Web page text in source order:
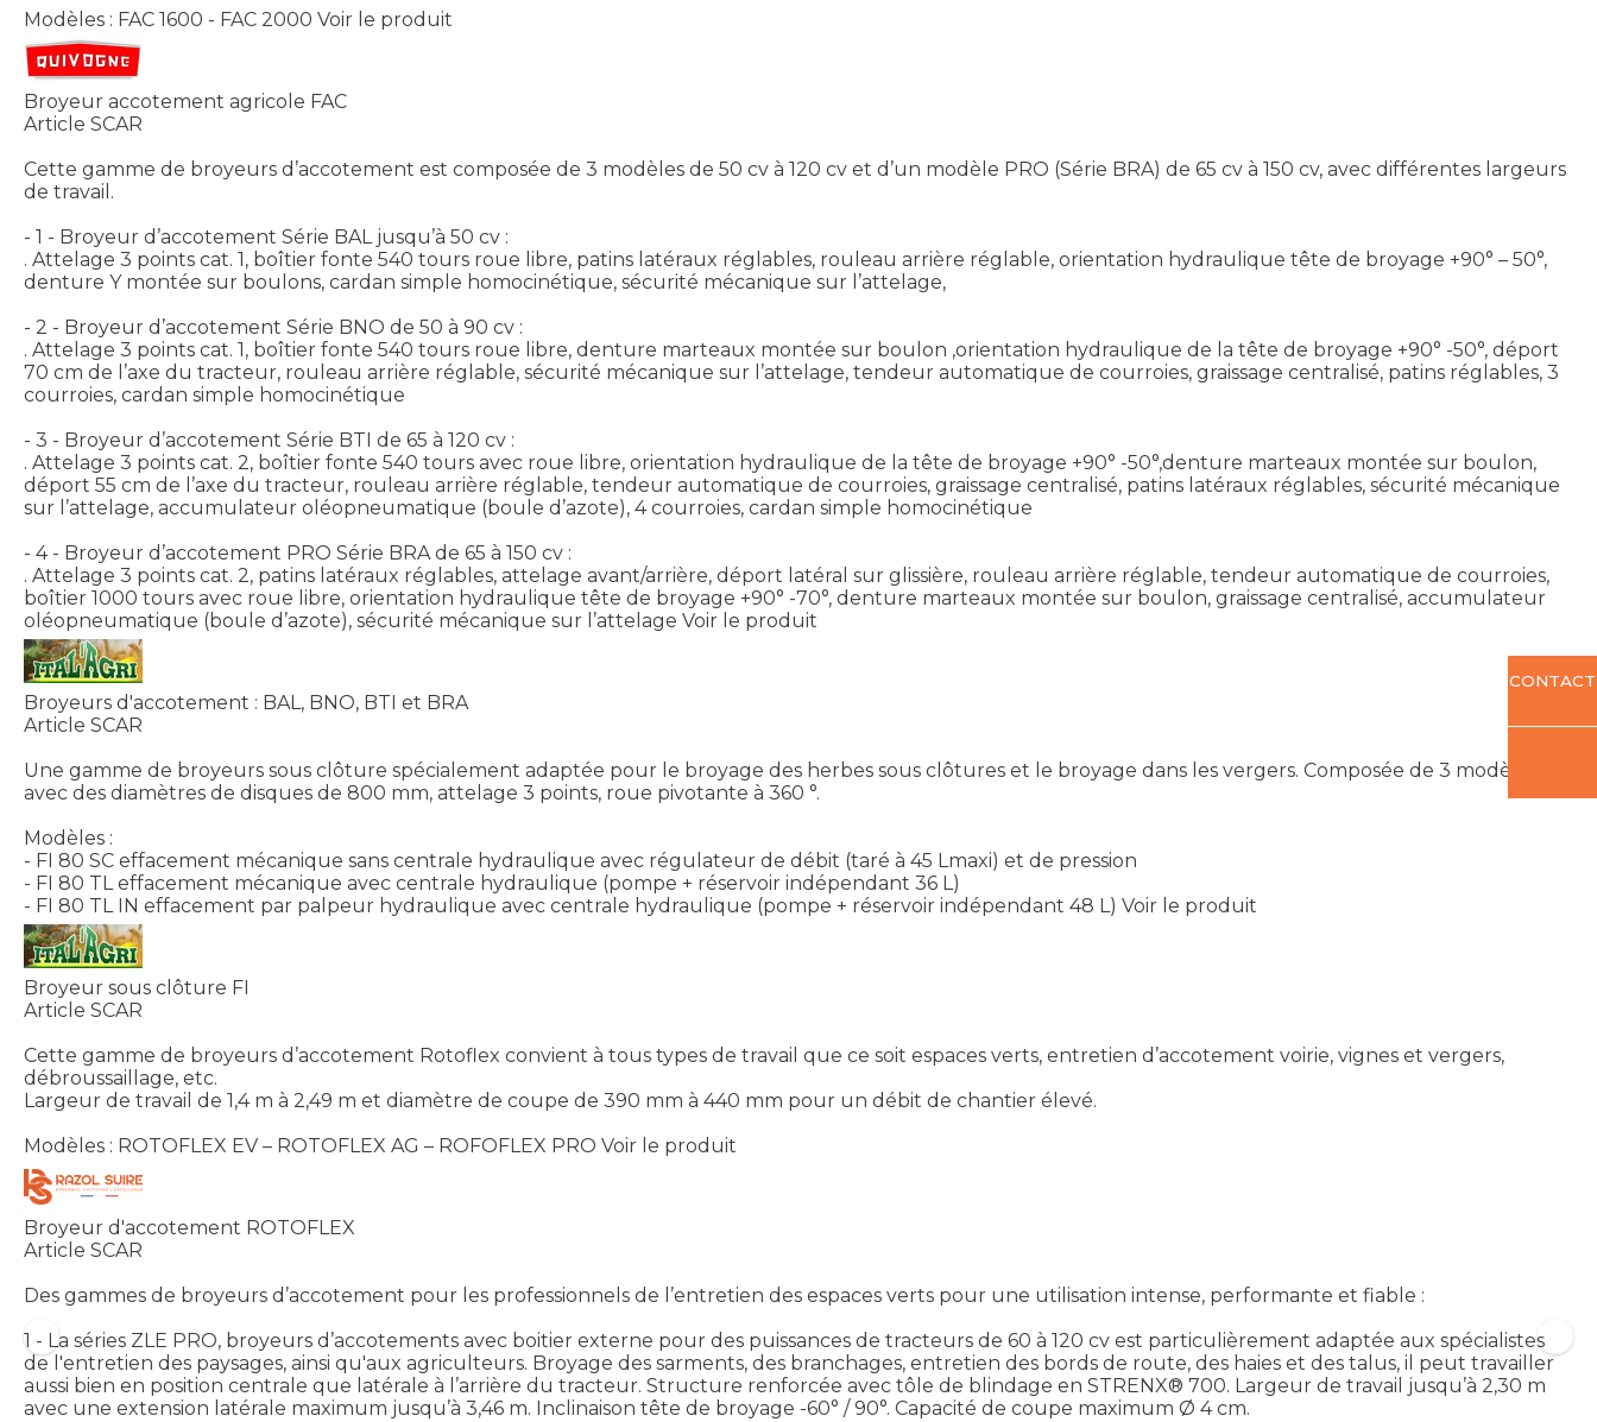
Modèles : FAC 1600 - FAC 2000 Voir le produit
Broyeur accotement agricole FAC
Article SCAR
Cette gamme de broyeurs d’accotement est composée de 3 modèles de 50 cv à 120 cv et d’un modèle PRO (Série BRA) de 65 cv à 150 cv, avec différentes largeurs
de travail.
- 1 - Broyeur d’accotement Série BAL jusqu’à 50 cv :
. Attelage 3 points cat. 1, boîtier fonte 540 tours roue libre, patins latéraux réglables, rouleau arrière réglable, orientation hydraulique tête de broyage +90° – 50°,
denture Y montée sur boulons, cardan simple homocinétique, sécurité mécanique sur l’attelage,
- 2 - Broyeur d’accotement Série BNO de 50 à 90 cv :
. Attelage 3 points cat. 1, boîtier fonte 540 tours roue libre, denture marteaux montée sur boulon ,orientation hydraulique de la tête de broyage +90° -50°, déport
70 cm de l’axe du tracteur, rouleau arrière réglable, sécurité mécanique sur l’attelage, tendeur automatique de courroies, graissage centralisé, patins réglables, 3
courroies, cardan simple homocinétique
- 3 - Broyeur d’accotement Série BTI de 65 à 120 cv :
. Attelage 3 points cat. 2, boîtier fonte 540 tours avec roue libre, orientation hydraulique de la tête de broyage +90° -50°,denture marteaux montée sur boulon,
déport 55 cm de l’axe du tracteur, rouleau arrière réglable, tendeur automatique de courroies, graissage centralisé, patins latéraux réglables, sécurité mécanique
sur l’attelage, accumulateur oléopneumatique (boule d’azote), 4 courroies, cardan simple homocinétique
- 4 - Broyeur d’accotement PRO Série BRA de 65 à 150 cv :
. Attelage 3 points cat. 2, patins latéraux réglables, attelage avant/arrière, déport latéral sur glissière, rouleau arrière réglable, tendeur automatique de courroies,
boîtier 1000 tours avec roue libre, orientation hydraulique tête de broyage +90° -70°, denture marteaux montée sur boulon, graissage centralisé, accumulateur
oléopneumatique (boule d’azote), sécurité mécanique sur l’attelage Voir le produit
Broyeurs d'accotement : BAL, BNO, BTI et BRA
Article SCAR
Une gamme de broyeurs sous clôture spécialement adaptée pour le broyage des herbes sous clôtures et le broyage dans les vergers. Composée de 3 modèles
avec des diamètres de disques de 800 mm, attelage 3 points, roue pivotante à 360 °.
Modèles :
- FI 80 SC effacement mécanique sans centrale hydraulique avec régulateur de débit (taré à 45 Lmaxi) et de pression
- FI 80 TL effacement mécanique avec centrale hydraulique (pompe + réservoir indépendant 36 L)
- FI 80 TL IN effacement par palpeur hydraulique avec centrale hydraulique (pompe + réservoir indépendant 48 L) Voir le produit
Broyeur sous clôture FI
Article SCAR
Cette gamme de broyeurs d’accotement Rotoflex convient à tous types de travail que ce soit espaces verts, entretien d’accotement voirie, vignes et vergers,
débroussaillage, etc.
Largeur de travail de 1,4 m à 2,49 m et diamètre de coupe de 390 mm à 440 mm pour un débit de chantier élevé.
Modèles : ROTOFLEX EV – ROTOFLEX AG – ROFOFLEX PRO Voir le produit
Broyeur d'accotement ROTOFLEX
Article SCAR
Des gammes de broyeurs d’accotement pour les professionnels de l’entretien des espaces verts pour une utilisation intense, performante et fiable :
1 - La séries ZLE PRO, broyeurs d’accotements avec boitier externe pour des puissances de tracteurs de 60 à 120 cv est particulièrement adaptée aux spécialistes
de l'entretien des paysages, ainsi qu'aux agriculteurs. Broyage des sarments, des branchages, entretien des bords de route, des haies et des talus, il peut travailler
aussi bien en position centrale que latérale à l’arrière du tracteur. Structure renforcée avec tôle de blindage en STRENX® 700. Largeur de travail jusqu’à 2,30 m
avec une extension latérale maximum jusqu’à 3,46 m. Inclinaison tête de broyage -60° / 90°. Capacité de coupe maximum Ø 4 cm.
CONTACT